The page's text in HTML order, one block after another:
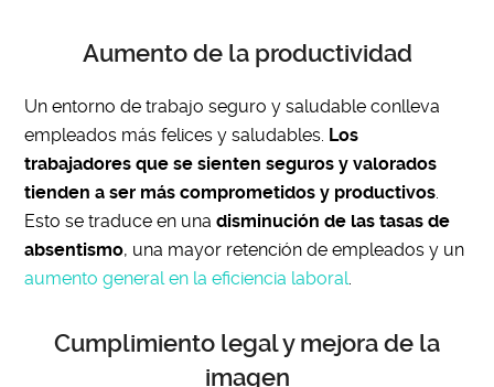
Aumento de la productividad
Un entorno de trabajo seguro y saludable conlleva
empleados más felices y saludables. Los
trabajadores que se sienten seguros y valorados
tienden a ser más comprometidos y productivos
Esto se traduce en unadisminución de las tasas de
absentismo, una mayor retención de empleados y un
aumento general en la eficiencia laboral
Cumplimiento legal y mejora de la
imagen